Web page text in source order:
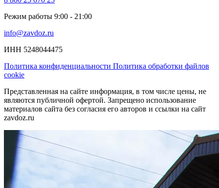
Режим работы 9:00 - 21:00
info@zavdoz.ru
ИНН 5248044475
Политика конфиденциальности Политика обработки файлов
cookie
Представленная на сайте информация, в том числе цены, не
являются публичной офертой. Запрещено использование
материалов сайта без согласия его авторов и ссылки на сайт
zavdoz.ru